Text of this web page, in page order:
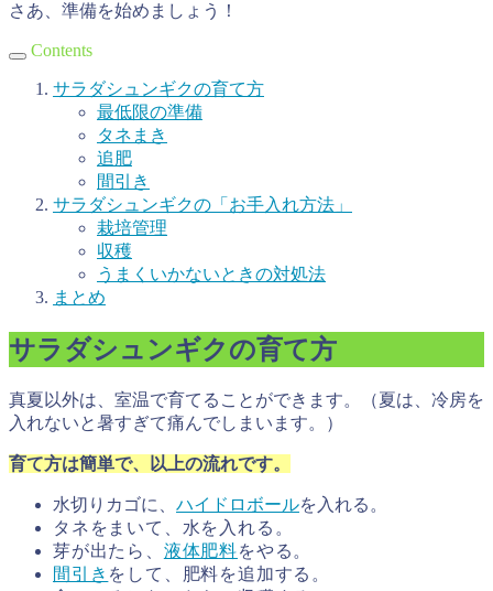
さあ、準備を始めましょう！
Contents
サラダシュンギクの育て方
最低限の準備
タネまき
追肥
間引き
サラダシュンギクの「お手入れ方法」
栽培管理
収穫
うまくいかないときの対処法
まとめ
サラダシュンギクの育て方
真夏以外は、室温で育てることができます。（夏は、冷房を
入れないと暑すぎて痛んでしまいます。）
育て方は簡単で、以上の流れです。
水切りカゴに、 ハイドロボールを入れる。
タネをまいて、水を入れる。
芽が出たら、 液体肥料をやる。
間引き をして、肥料を追加する。